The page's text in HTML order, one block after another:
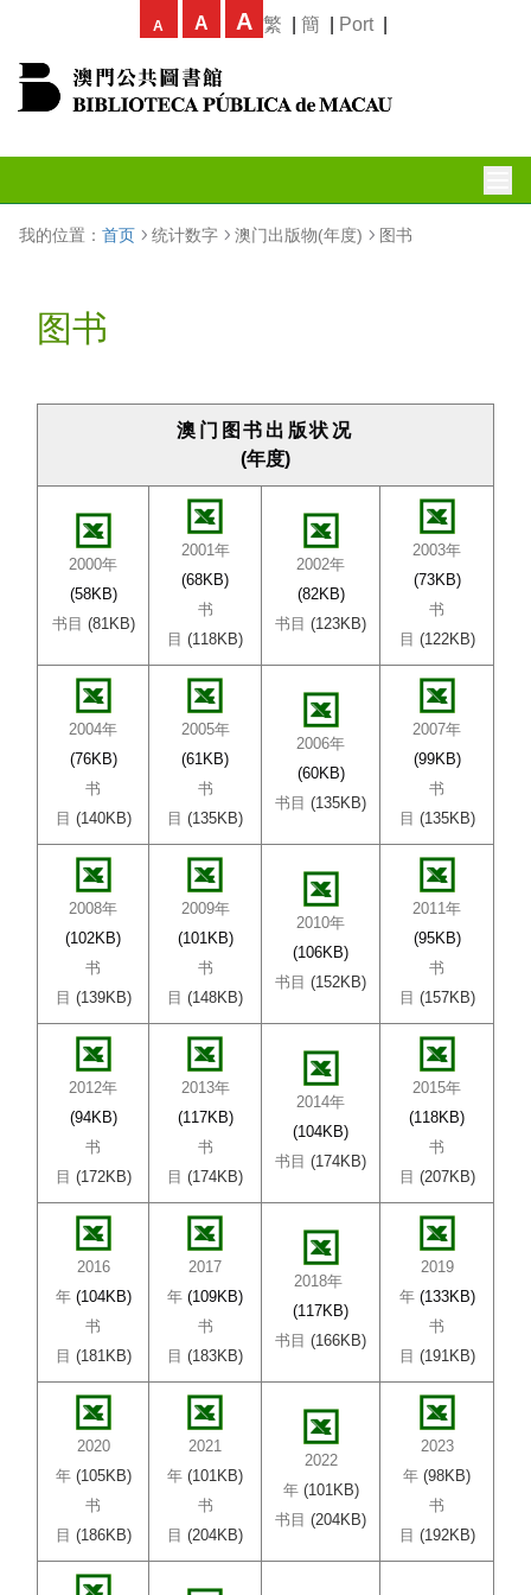
A A A 繁 簡 Port|
我的位置： 首页 统计数字 澳门出版物(年度) 图书
图书
澳门图书出版状况
(年度)
2000年
(58KB)
书目 (81KB)
2001年
(68KB)
书
目 (118KB)
2002年
(82KB)
书目 (123KB)
2003年
(73KB)
书
目 (122KB)
2004年
(76KB)
书
目 (140KB)
2005年
(61KB)
书
目 (135KB)
2006年
(60KB)
书目 (135KB)
2007年
(99KB)
书
目 (135KB)
2008年
(102KB)
书
目 (139KB)
2009年
(101KB)
书
目 (148KB)
2010年
(106KB)
书目 (152KB)
2011年
(95KB)
书
目 (157KB)
2012年
(94KB)
书
目 (172KB)
2013年
(117KB)
书
目 (174KB)
2014年
(104KB)
书目 (174KB)
2015年
(118KB)
书
目 (207KB)
2016
年 (104KB)
书
目 (181KB)
2017
年 (109KB)
书
目 (183KB)
2018年
(117KB)
书目 (166KB)
2019
年 (133KB)
书
目 (191KB)
2020
年(105KB)
书
目 (186KB)
2021
年 (101KB)
书
目 (204KB)
2022
年(101KB)
书目 (204KB)
2023
年 (98KB)
书
目 (192KB)